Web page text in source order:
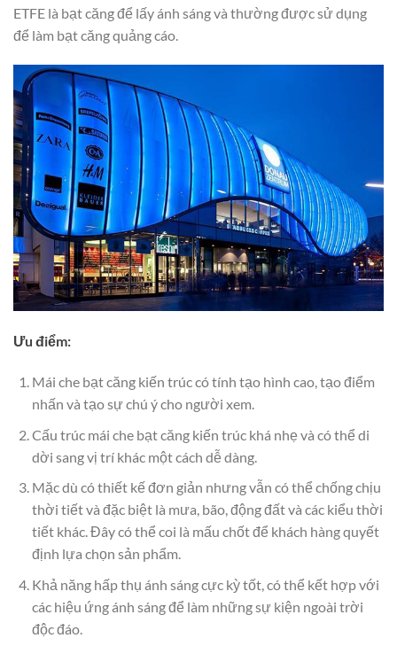
ETFE là bạt căng để lấy ánh sáng và thường được sử dụng
để làm bạt căng quảng cáo.
Ưu điểm:
Mái che bạt căng kiến trúc có tính tạo hình cao, tạo điểm
nhấn và tạo sự chú ý cho người xem.
Cấu trúc mái che bạt căng kiến trúc khá nhẹ và có thể di
dời sang vị trí khác một cách dễ dàng.
Mặc dù có thiết kế đơn giản nhưng vẫn có thể chống chịu
thời tiết và đặc biệt là mưa, bão, động đất và các kiểu thời
tiết khác. Đây có thể coi là mấu chốt để khách hàng quyết
định lựa chọn sản phẩm.
Khả năng hấp thụ ánh sáng cực kỳ tốt, có thể kết hợp với
các hiệu ứng ánh sáng để làm những sự kiện ngoài trời
độc đáo.